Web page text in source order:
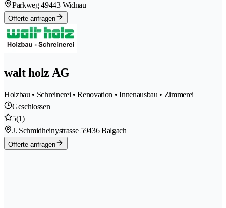
Parkweg 49443 Widnau
Offerte anfragen
walt holz AG
Holzbau • Schreinerei • Renovation • Innenausbau • Zimmerei
Geschlossen
5(1)
J. Schmidheinystrasse 59436 Balgach
Offerte anfragen